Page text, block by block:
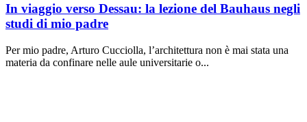
In viaggio verso Dessau: la lezione del Bauhaus negli
studi di mio padre
Per mio padre, Arturo Cucciolla, l’architettura non è mai stata una
materia da confinare nelle aule universitarie o...